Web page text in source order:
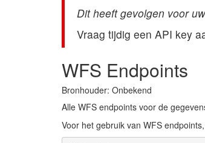
Dit heeft gevolgen voor
Vraag tijdig een API key
WFS Endpoints
Bronhouder: Onbekend
Alle WFS endpoints voor de
Voor het gebruik van WFS